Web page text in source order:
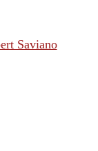
Saviano